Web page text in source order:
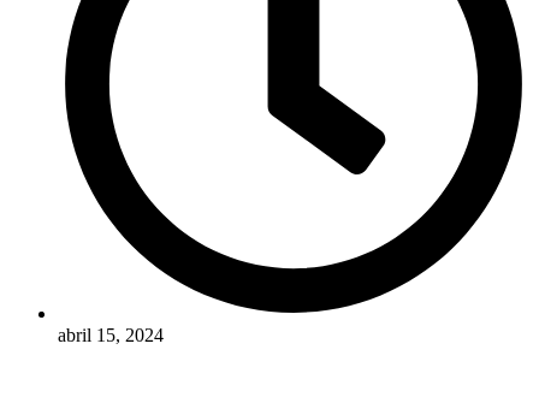
abril 15, 2024